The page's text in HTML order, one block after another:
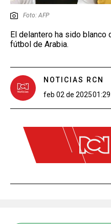
Foto: AFP
El delantero ha sido
fútbol de Arabia.
NOTICIAS RCN
feb 02 de 202501:29